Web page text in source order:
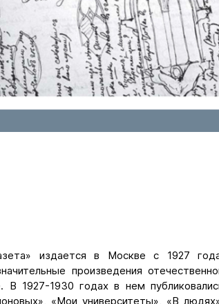
издается в Москве с 1927
произведения
В 1927-1930 годах в нем
«Мои университеты», «В